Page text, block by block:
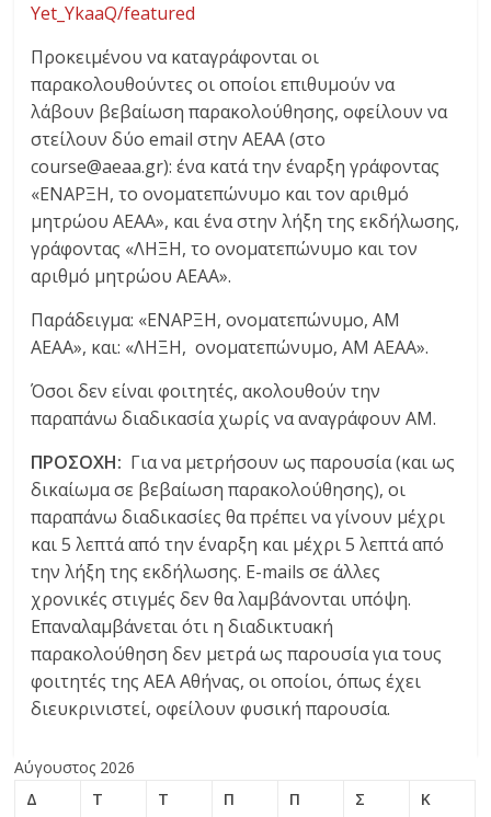
Yet_YkaaQ/featured
Προκειμένου να καταγράφονται οι
παρακολουθούντες οι οποίοι επιθυμούν να
λάβουν βεβαίωση παρακολούθησης, οφείλουν να
στείλουν δύο email στην ΑΕΑΑ (στο
course@aeaa.gr): ένα κατά την έναρξη γράφοντας
«ΕΝΑΡΞΗ, το ονοματεπώνυμο και τον αριθμό
μητρώου ΑΕΑΑ», και ένα στην λήξη της εκδήλωσης,
γράφοντας «ΛΗΞΗ, το ονοματεπώνυμο και τον
αριθμό μητρώου ΑΕΑΑ».
Παράδειγμα: «ΕΝΑΡΞΗ, ονοματεπώνυμο, ΑΜ
ΑΕΑΑ», και: «ΛΗΞΗ, ονοματεπώνυμο, ΑΜ ΑΕΑΑ».
Όσοι δεν είναι φοιτητές, ακολουθούν την
παραπάνω διαδικασία χωρίς να αναγράφουν ΑΜ.
ΠΡΟΣΟΧΗ: Για να μετρήσουν ως παρουσία (και ως
δικαίωμα σε βεβαίωση παρακολούθησης), οι
παραπάνω διαδικασίες θα πρέπει να γίνουν μέχρι
και 5 λεπτά από την έναρξη και μέχρι 5 λεπτά από
την λήξη της εκδήλωσης. E-mails σε άλλες
χρονικές στιγμές δεν θα λαμβάνονται υπόψη.
Επαναλαμβάνεται ότι η διαδικτυακή
παρακολούθηση δεν μετρά ως παρουσία για τους
φοιτητές της ΑΕΑ Αθήνας, οι οποίοι, όπως έχει
διευκρινιστεί, οφείλουν φυσική παρουσία.
Αύγουστος 2026
Δ
Τ Τ Π Π Σ Κ